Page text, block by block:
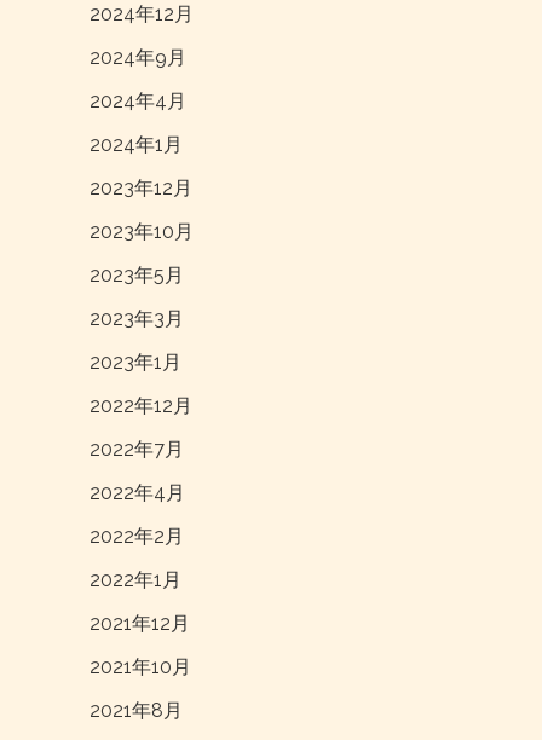
2024年12月
2024年9月
2024年4月
2024年1月
2023年12月
2023年10月
2023年5月
2023年3月
2023年1月
2022年12月
2022年7月
2022年4月
2022年2月
2022年1月
2021年12月
2021年10月
2021年8月